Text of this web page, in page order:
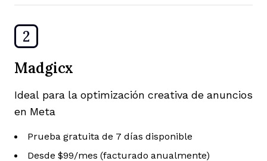
2
Madgicx
Ideal para la optimización creativa de anuncios
en Meta
Prueba gratuita de 7 días disponible
Desde $99/mes (facturado anualmente)